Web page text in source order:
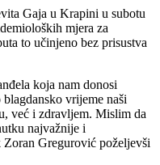
Gaja u Krapini u subotu
mjera za
to učinjeno bez prisustva
koja nam donosi
vrijeme naši
već i zdravljem. Mislim da
najvažnije i
Gregurović poželjevši